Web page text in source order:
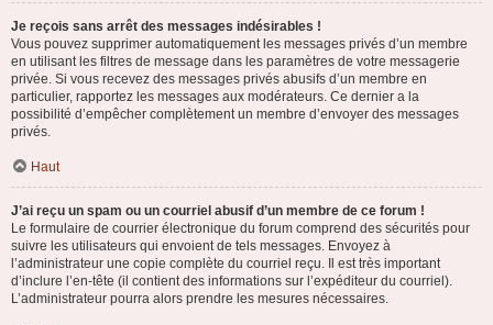
Je reçois sans arrêt des messages indésirables !
Vous pouvez supprimer automatiquement les messages privés d’un membre
en utilisant les filtres de message dans les paramètres de votre messagerie
privée. Si vous recevez des messages privés abusifs d’un membre en
particulier, rapportez les messages aux modérateurs. Ce dernier a la
possibilité d’empêcher complètement un membre d’envoyer des messages
privés.
Haut
J’ai reçu un spam ou un courriel abusif d’un membre de ce forum !
Le formulaire de courrier électronique du forum comprend des sécurités pour
suivre les utilisateurs qui envoient de tels messages. Envoyez à
l’administrateur une copie complète du courriel reçu. Il est très important
d’inclure l’en-tête (il contient des informations sur l’expéditeur du courriel).
L’administrateur pourra alors prendre les mesures nécessaires.